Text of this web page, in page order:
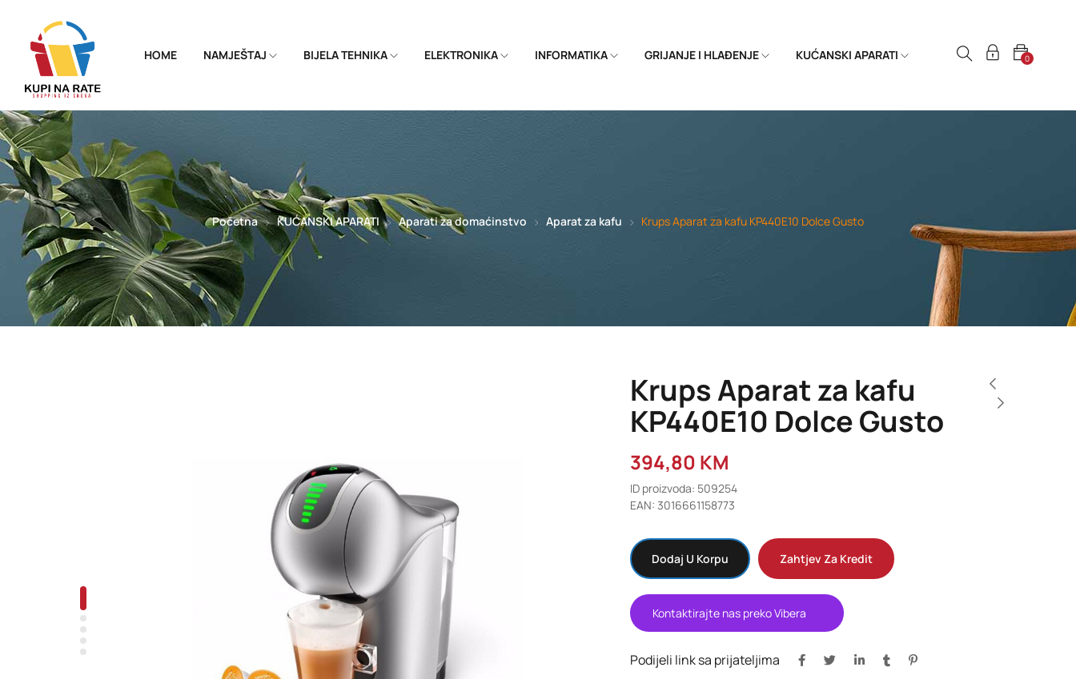
HOME NAMJEŠTAJ BIJELA TEHNIKA ELEKTRONIKA INFORMATIKA GRIJANJE I HLAĐENJE KUĆANSKI APARATI 0
Početna KUĆANSKI APARATI Aparati za domaćinstvo Aparat za kafu Krups Aparat za kafu KP440E10 Dolce Gusto
Krups Aparat za kafu
KP440E10 Dolce Gusto
394,80 KM
ID proizvoda: 509254
EAN: 3016661158773
Dodaj U Korpu Zahtjev Za Kredit
Kontaktirajte nas preko Vibera
Podijeli link sa prijateljima